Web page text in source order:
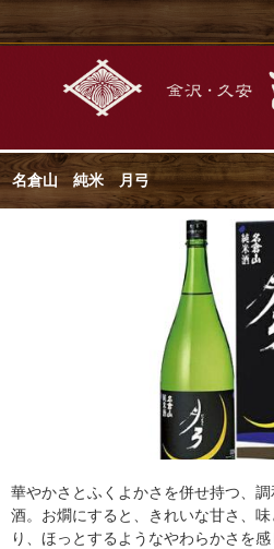
名倉山 純米 月弓
華やかさとふくよかさを併せ持つ、
酒。お燗にすると、きれいな甘さ、
り、ほっとするようなやわらかさを